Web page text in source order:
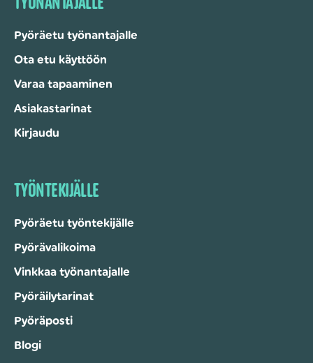
Pyöräetu työnantajalle
Ota etu käyttöön
Varaa tapaaminen
Asiakastarinat
Kirjaudu
TYÖNTEKIJÄLLE
Pyöräetu työntekijälle
Pyörävalikoima
Vinkkaa työnantajalle
Pyöräilytarinat
Pyöräposti
Blogi